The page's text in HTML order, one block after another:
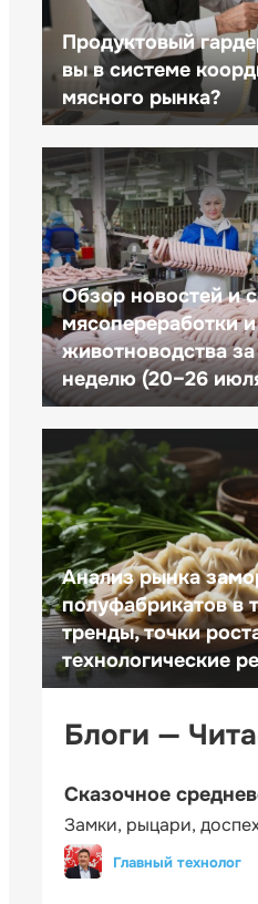
Продуктовый
вы в системе
мясного рынка?
Обзор новостей и
мясопереработки и
животноводства
неделю (20–26
Анализ рынка
полуфабрикатов в
тренды, точки
технологические
Блоги —
Сказочное
Замки, рыцари,
Главный технолог